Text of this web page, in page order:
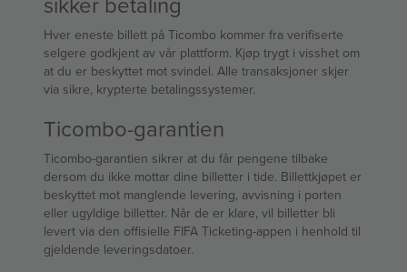
Hver eneste billett på Ticombo kommer fra verifiserte
selgere godkjent av vår plattform. Kjøp trygt i visshet om
at du er beskyttet mot svindel. Alle transaksjoner skjer
via sikre, krypterte betalingssystemer.
Ticombo-garantien
Ticombo-garantien sikrer at du får pengene tilbake
dersom du ikke mottar dine billetter i tide. Billettkjøpet er
beskyttet mot manglende levering, avvisning i porten
eller ugyldige billetter. Når de er klare, vil billetter bli
levert via den offisielle FIFA Ticketing-appen i henhold til
gjeldende leveringsdatoer.